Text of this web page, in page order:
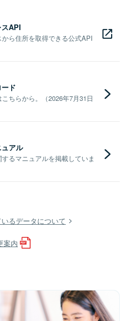
API
ら住所を取得できる公式API
ド
ちらから。（2026年7月31日
アル
るマニュアルを掲載していま
るデータについて
案内